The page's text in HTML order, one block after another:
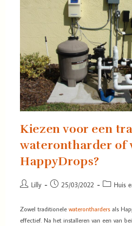
Kiezen voor een
waterontharder of
HappyDrops?
Lilly 25/03/2022 Huis
Zowel traditionelewaterontharders als
effectief. Na het installeren van een van